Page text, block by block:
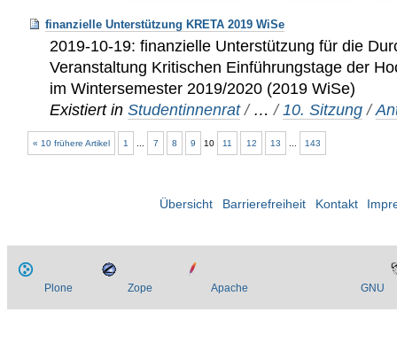
finanzielle Unterstützung KRETA 2019 WiSe
2019-10-19: finanzielle Unterstützung für die
Veranstaltung Kritischen Einführungstage der
im Wintersemester 2019/2020 (2019 WiSe)
Existiert in Studentinnenrat / …/ 10. Sitzung /
« 10 frühere Artikel 1 7 8 9 10 11 12 13 143
Übersicht Barrierefreiheit Kontakt
Plone Zope Apache GNU